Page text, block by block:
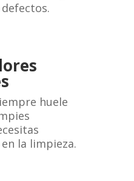
huele
la limpieza.